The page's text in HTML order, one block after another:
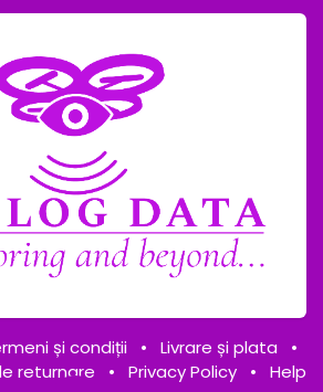
și condiții • Livrare și plata
•
returnare
• Privacy Policy • Help